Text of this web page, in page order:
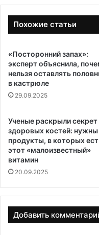
Похожие статьи
«Посторонний запах»:
эксперт объяснила,
нельзя оставлять
в кастрюле
29.09.2025
Ученые раскрыли секрет
здоровых костей: нужны
продукты, в которых
этот «малоизвестный»
витамин
20.09.2025
Добавить